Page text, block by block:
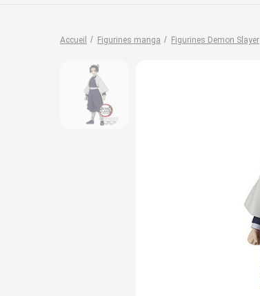
Accueil Figurines manga Figurines Demon Slayer